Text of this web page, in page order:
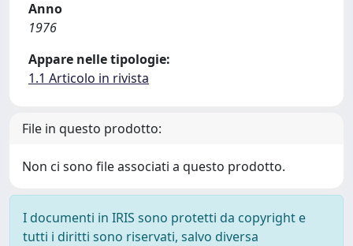
Anno
1976
Appare nelle tipologie:
1.1 Articolo in rivista
File in questo prodotto:
Non ci sono file associati a questo prodotto.
I documenti in IRIS sono protetti da copyright e
tutti i diritti sono riservati, salvo diversa